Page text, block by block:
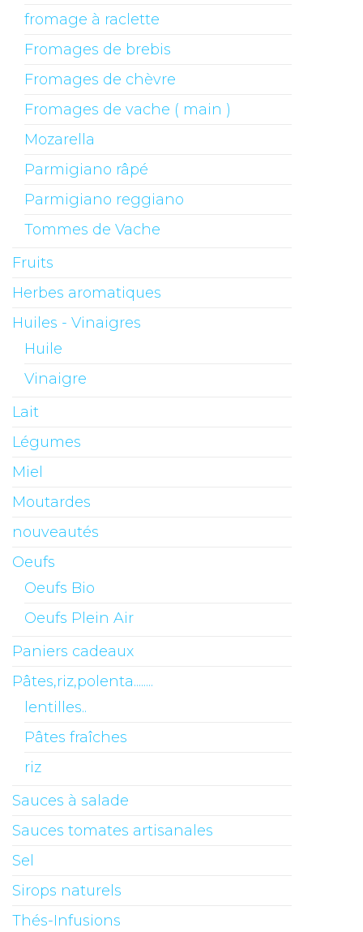
fromage à raclette
Fromages de brebis
Fromages de chèvre
Fromages de vache ( main )
Mozarella
Parmigiano râpé
Parmigiano reggiano
Tommes de Vache
Fruits
Herbes aromatiques
Huiles - Vinaigres
Huile
Vinaigre
Lait
Légumes
Miel
Moutardes
nouveautés
Oeufs
Oeufs Bio
Oeufs Plein Air
Paniers cadeaux
Pâtes,riz,polenta........
lentilles..
Pâtes fraîches
riz
Sauces à salade
Sauces tomates artisanales
Sel
Sirops naturels
Thés-Infusions